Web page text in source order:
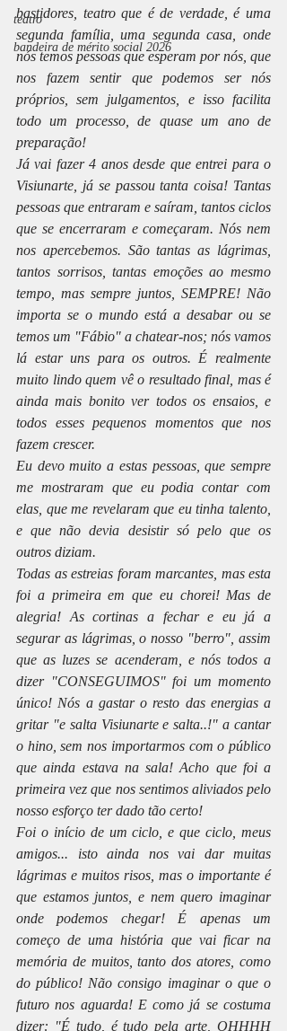
teatro
bandeira de mérito social 2026
bastidores, teatro que é de verdade, é uma
segunda família, uma segunda casa, onde
nós temos pessoas que esperam por nós, que
nos fazem sentir que podemos ser nós
próprios, sem julgamentos, e isso facilita
todo um processo, de quase um ano de
preparação!
Já vai fazer 4 anos desde que entrei para o
Visiunarte, já se passou tanta coisa! Tantas
pessoas que entraram e saíram, tantos ciclos
que se encerraram e começaram. Nós nem
nos apercebemos. São tantas as lágrimas,
tantos sorrisos, tantas emoções ao mesmo
tempo, mas sempre juntos, SEMPRE! Não
importa se o mundo está a desabar ou se
temos um "Fábio" a chatear-nos; nós vamos
lá estar uns para os outros. É realmente
muito lindo quem vê o resultado final, mas é
ainda mais bonito ver todos os ensaios, e
todos esses pequenos momentos que nos
fazem crescer.
Eu devo muito a estas pessoas, que sempre
me mostraram que eu podia contar com
elas, que me revelaram que eu tinha talento,
e que não devia desistir só pelo que os
outros diziam.
Todas as estreias foram marcantes, mas esta
foi a primeira em que eu chorei! Mas de
alegria! As cortinas a fechar e eu já a
segurar as lágrimas, o nosso "berro", assim
que as luzes se acenderam, e nós todos a
dizer "CONSEGUIMOS" foi um momento
único! Nós a gastar o resto das energias a
gritar "e salta Visiunarte e salta..!" a cantar
o hino, sem nos importarmos com o público
que ainda estava na sala! Acho que foi a
primeira vez que nos sentimos aliviados pelo
nosso esforço ter dado tão certo!
Foi o início de um ciclo, e que ciclo, meus
amigos... isto ainda nos vai dar muitas
lágrimas e muitos risos, mas o importante é
que estamos juntos, e nem quero imaginar
onde podemos chegar! É apenas um
começo de uma história que vai ficar na
memória de muitos, tanto dos atores, como
do público! Não consigo imaginar o que o
futuro nos aguarda! E como já se costuma
dizer: "É tudo, é tudo pela arte, OHHHH